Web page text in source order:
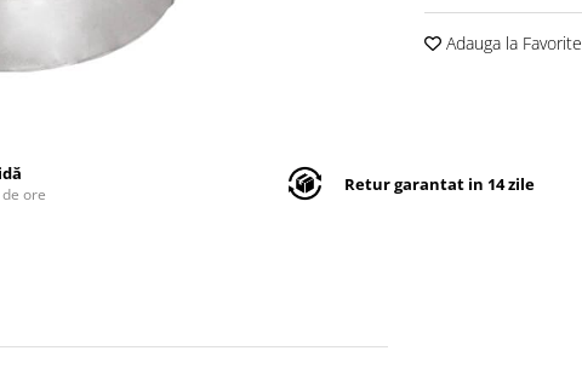
Adauga la Favorite
ore Retur garantat in 14 zile